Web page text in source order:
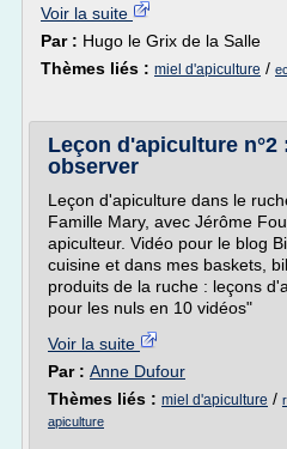
Voir la suite
Par : Hugo le Grix de la Salle
Thèmes liés : miel d'apiculture /
Leçon d'apiculture n°2
observer
Leçon d'apiculture dans le
Famille Mary, avec Jérôme
apiculteur. Vidéo pour le blog
cuisine et dans mes baskets,
produits de la ruche : leçons
pour les nuls en 10 vidéos"
Voir la suite
Par : Anne Dufour
Thèmes liés : miel d'apiculture /
apiculture